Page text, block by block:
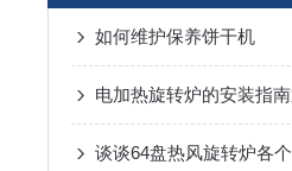
如何维护保养饼干机